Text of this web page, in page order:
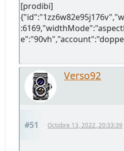
[prodibi]
Verso92
#51 Octobre 13, 2022, 20:33:39